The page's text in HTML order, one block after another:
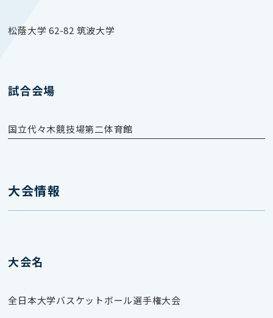
松蔭大学 62-82 筑波大学
試合会場
国立代々木競技場第二体育館
大会情報
大会名
全日本大学バスケットボール選手権大会